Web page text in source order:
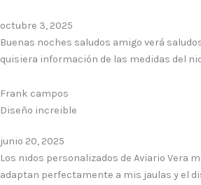
octubre 3, 2025
Buenas noches saludos amigo verá
quisiera información de las medidas del
Frank campos
Diseño increible
junio 20, 2025
Los nidos personalizados de Aviario Vera
adaptan perfectamente a mis jaulas y el